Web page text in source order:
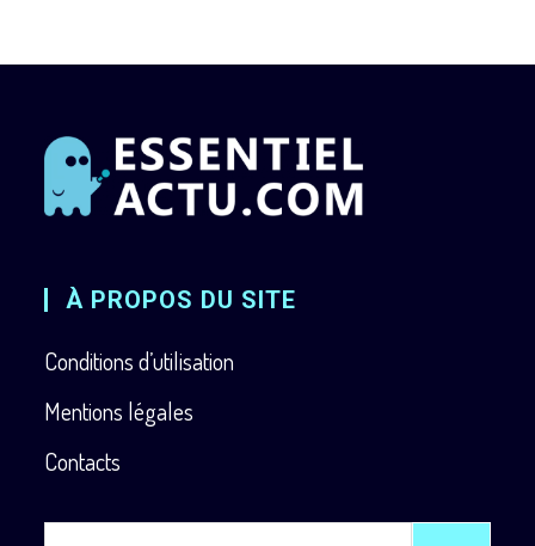
À PROPOS DU SITE
Conditions d’utilisation
Mentions légales
Contacts